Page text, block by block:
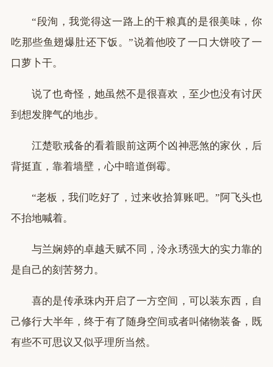
“段洵，我觉得这一路上的干粮真的是很美味，你
吃那些鱼翅爆肚还下饭。”说着他咬了一口大饼咬了一
口萝卜干。
说了也奇怪，她虽然不是很喜欢，至少也没有讨厌
到想发脾气的地步。
江楚歌戒备的看着眼前这两个凶神恶煞的家伙，后
背挺直，靠着墙壁，心中暗道倒霉。
“老板，我们吃好了，过来收拾算账吧。”阿飞头也
不抬地喊着。
与兰娴婷的卓越天赋不同，泠永琇强大的实力靠的
是自己的刻苦努力。
喜的是传承珠内开启了一方空间，可以装东西，自
己修行大半年，终于有了随身空间或者叫储物装备，既
有些不可思议又似乎理所当然。